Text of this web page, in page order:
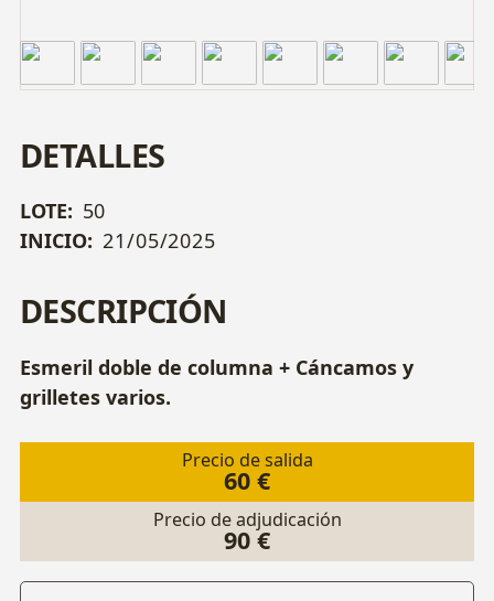
DETALLES
LOTE: 50
INICIO: 21/05/2025
DESCRIPCIÓN
Esmeril doble de columna + Cáncamos y
grilletes varios.
Precio de salida
60 €
Precio de adjudicación
90 €